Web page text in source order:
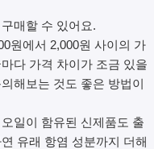
매할 수 있어요.
원에서 2,000원 사이의 가
다 가격 차이가 조금 있을
해보는 것도 좋은 방법이
일이 함유된 신제품도 출
유래 항염 성분까지 더해